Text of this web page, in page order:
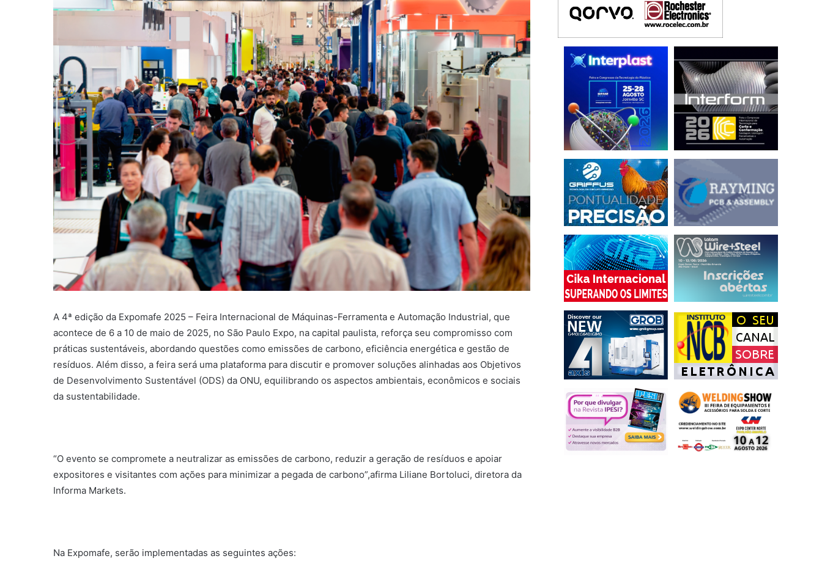
A 4ª edição da Expomafe 2025 – Feira Internacional de Máquinas-Ferramenta e Automação Industrial, que
acontece de 6 a 10 de maio de 2025, no São Paulo Expo, na capital paulista, reforça seu compromisso com
práticas sustentáveis, abordando questões como emissões de carbono, eficiência energética e gestão de
resíduos. Além disso, a feira será uma plataforma para discutir e promover soluções alinhadas aos Objetivos
de Desenvolvimento Sustentável (ODS) da ONU, equilibrando os aspectos ambientais, econômicos e sociais
da sustentabilidade.
“O evento se compromete a neutralizar as emissões de carbono, reduzir a geração de resíduos e apoiar
expositores e visitantes com ações para minimizar a pegada de carbono”,afirma Liliane Bortoluci, diretora da
Informa Markets.
Na Expomafe, serão implementadas as seguintes ações: